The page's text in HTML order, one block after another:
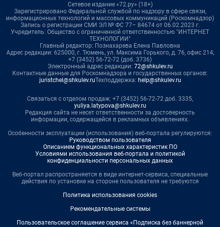
Сетевое издание «72.ру» (18+)
Зарегистрировано Федеральной службой по надзору в сфере связи,
информационных технологий и массовых коммуникаций (Роскомнадзор)
Запись о регистрации СМИ ЭЛ № ФС 77– 84674 от 06.02.2023 г.
Учредитель: Общество с ограниченной ответственностью "ИНТЕРНЕТ
ТЕХНОЛОГИИ"
Главный редактор: Познахарева Елена Павловна
Адрес редакции: 625000, г. Тюмень, ул. Максима Горького, д. 76, офис 214,
+7 (3452) 56-72-72 (доб. 3736)
Электронный адрес редакции: 72@shkulev.ru
Контактные данные для Роскомнадзора и государственных органов:
juristchel@shkulev.ruТехподдержка: help@shkulev.ru
Связаться с отделом продаж: +7 (3452) 56-72-72 доб. 3335,
yuliya.latypova@shkulev.ru
Редакция сайта не несет ответственности за достоверность
информации, содержащейся в рекламных объявлениях.
Особенности эксплуатации (использования) веб-портала регулируются:
Руководством пользователя
Описанием функциональных характеристик ПО
Условиями использования веб-портала и политикой
конфиденциальности персональных данных
Веб-портал распространяется в виде интернет-сервиса, специальные
действия по установке на стороне пользователя не требуются
Политика использования cookies
Рекомендательные системы
Пользовательское соглашение сервиса «Подписка без баннерной